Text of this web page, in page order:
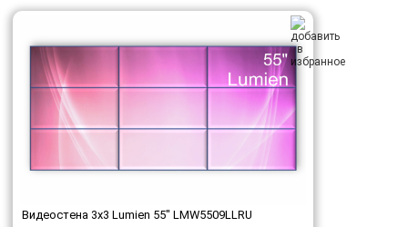
Видеостена 3x3 Lumien 55" LMW5509LLRU